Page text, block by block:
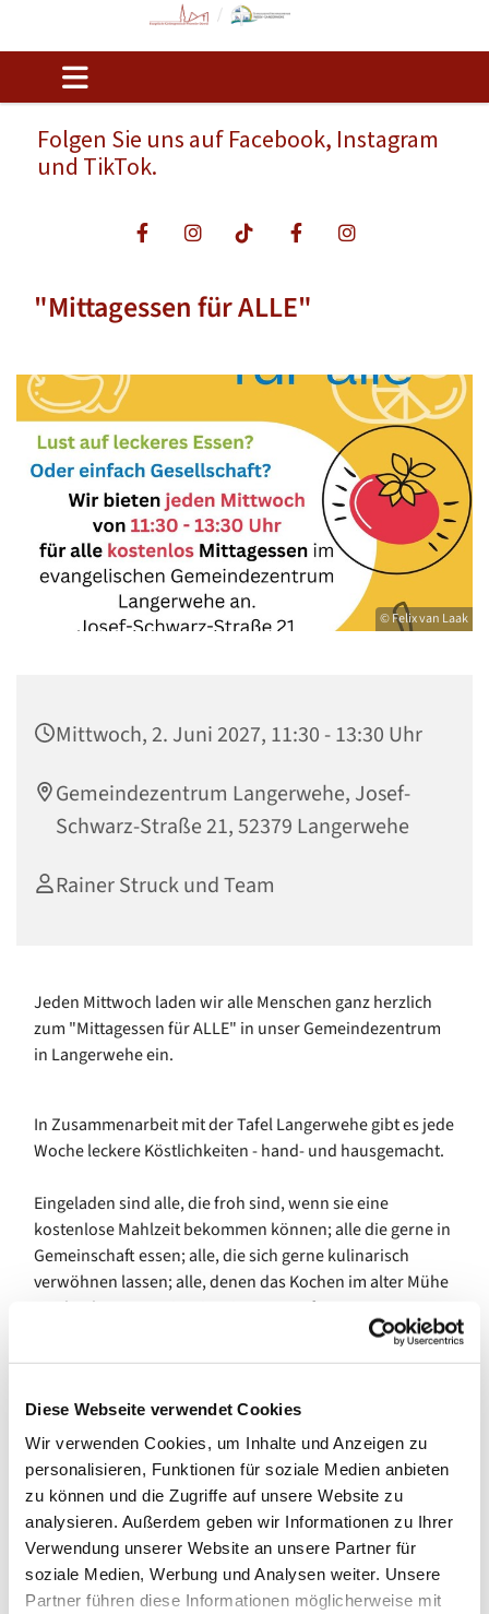
Diese Webseite verwendet Cookies
Wir verwenden Cookies, um Inhalte und Anzeigen zu
personalisieren, Funktionen für soziale Medien anbieten
zu können und die Zugriffe auf unsere Website zu
analysieren. Außerdem geben wir Informationen zu Ihrer
Verwendung unserer Website an unsere Partner für
soziale Medien, Werbung und Analysen weiter. Unsere
Partner führen diese Informationen möglicherweise mit
Folgen Sie uns auf Facebook, Instagram
und TikTok.
"Mittagessen für ALLE"
© Felix van Laak
Mittwoch, 2. Juni 2027, 11:30 - 13:30 Uhr
Gemeindezentrum Langerwehe, Josef-
Schwarz-Straße 21, 52379 Langerwehe
Rainer Struck und Team
Jeden Mittwoch laden wir alle Menschen ganz herzlich
zum "Mittagessen für ALLE" in unser Gemeindezentrum
in Langerwehe ein.
In Zusammenarbeit mit der Tafel Langerwehe gibt es jede
Woche leckere Köstlichkeiten - hand- und hausgemacht.
Eingeladen sind alle, die froh sind, wenn sie eine
kostenlose Mahlzeit bekommen können; alle die gerne in
Gemeinschaft essen; alle, die sich gerne kulinarisch
verwöhnen lassen; alle, denen das Kochen im alter Mühe
macht - kurzum es ist ein Mittagessen für ALLE!
Schulferien) zwischen 12:00 und 13:30 Uhr